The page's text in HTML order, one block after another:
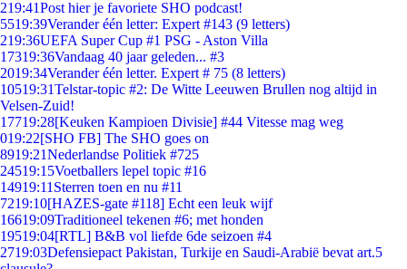
219:41Post hier je favoriete SHO podcast!
5519:39Verander één letter: Expert #143 (9 letters)
219:36UEFA Super Cup #1 PSG - Aston Villa
17319:36Vandaag 40 jaar geleden... #3
2019:34Verander één letter. Expert # 75 (8 letters)
10519:31Telstar-topic #2: De Witte Leeuwen Brullen nog altijd in
Velsen-Zuid!
17719:28[Keuken Kampioen Divisie] #44 Vitesse mag weg
019:22[SHO FB] The SHO goes on
8919:21Nederlandse Politiek #725
24519:15Voetballers lepel topic #16
14919:11 Sterren toen en nu #11
7219:10[HAZES-gate #118] Echt een leuk wijf
16619:09Traditioneel tekenen #6; met honden
19519:04[RTL] B&B vol liefde 6de seizoen #4
2719:03Defensiepact Pakistan, Turkije en Saudi-Arabië bevat art.5